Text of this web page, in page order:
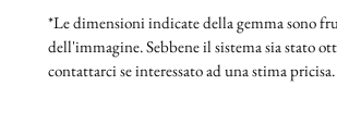
*Le dimensioni indicate della gemma sono
dell'immagine. Sebbene il sistema sia stato
contattarci se interessato ad una stima pricisa.